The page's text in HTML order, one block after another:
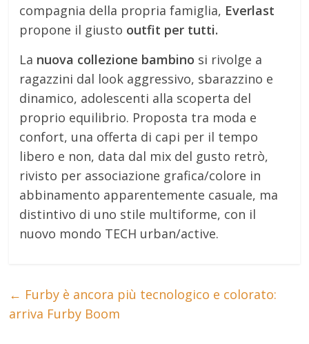
compagnia della propria famiglia, Everlast
propone il giusto outfit per tutti.
La nuova collezione bambino si rivolge a
ragazzini dal look aggressivo, sbarazzino e
dinamico, adolescenti alla scoperta del
proprio equilibrio. Proposta tra moda e
confort, una offerta di capi per il tempo
libero e non, data dal mix del gusto retrò,
rivisto per associazione grafica/colore in
abbinamento apparentemente casuale, ma
distintivo di uno stile multiforme, con il
nuovo mondo TECH urban/active.
← Furby è ancora più tecnologico e colorato:
arriva Furby Boom